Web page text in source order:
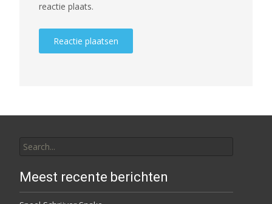
reactie plaats.
Meest recente berichten